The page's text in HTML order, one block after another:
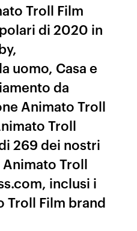
Troll Film
di 2020 in
uomo, Casa e
da
Animato Troll
Troll
269 dei nostri
Troll
inclusi i
Troll Film brand